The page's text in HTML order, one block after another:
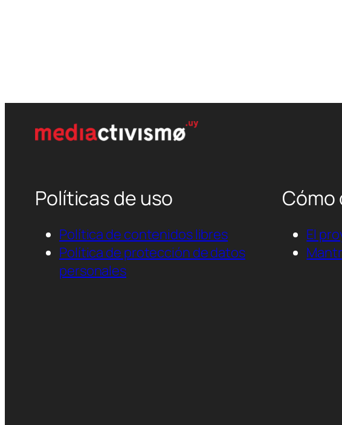
Políticas de uso
Política de contenidos libres
Política de protección de datos
personales
Cómo
El